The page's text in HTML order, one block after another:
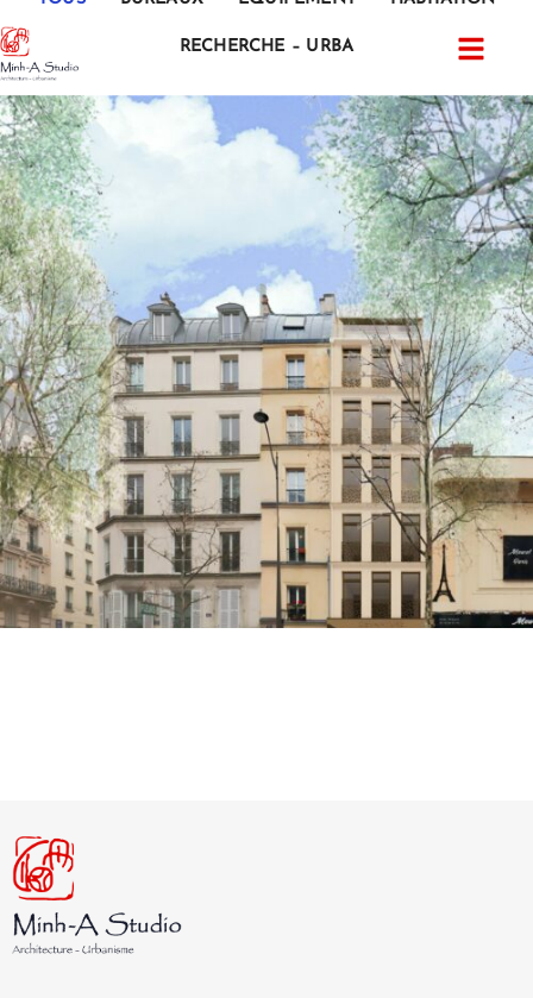
RECHERCHE – URBA